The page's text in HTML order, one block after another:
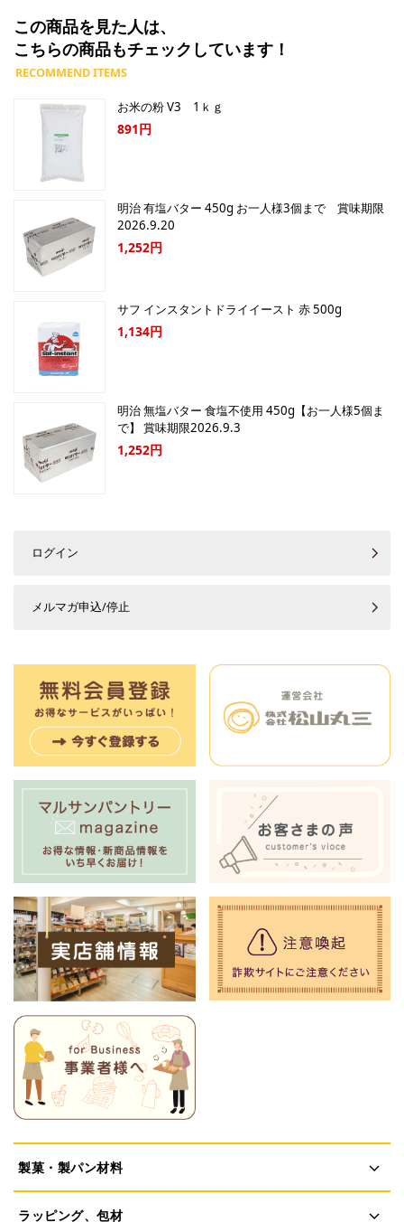
この商品を見た人は、
こちらの商品もチェックしています！
お米の粉 V3 1ｋｇ
891円
明治 有塩バター 450g お一人様3個まで 賞味期限
2026.9.20
1,252円
サフ インスタントドライイースト 赤 500g
1,134円
明治 無塩バター 食塩不使用 450g【お一人様5個ま
で】 賞味期限2026.9.3
1,252円
ログイン
メルマガ申込/停止
製菓・製パン材料
ラッピング、包材